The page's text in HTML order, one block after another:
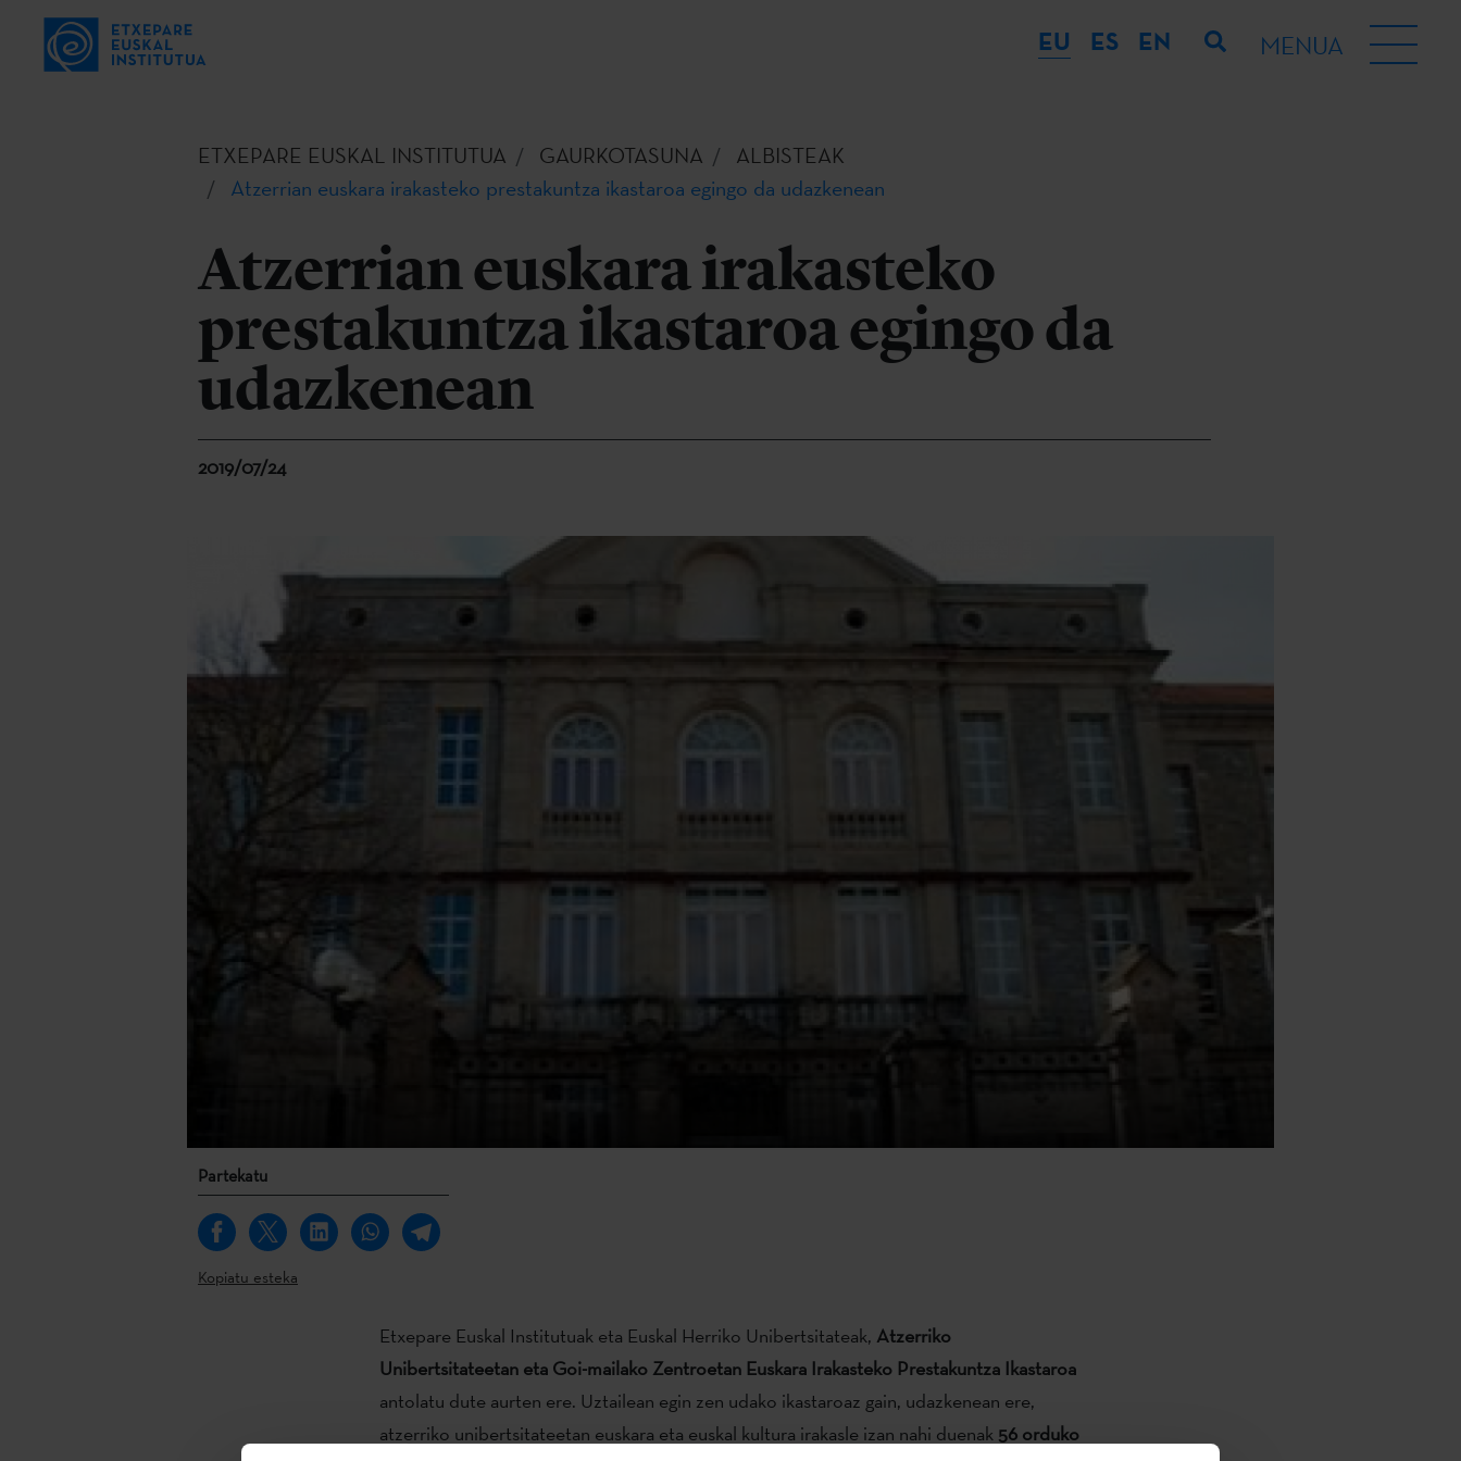
EU ES EN MENUA
ETXEPARE EUSKAL INSTITUTUA GAURKOTASUNA
ALBISTEAK
Atzerrian euskara irakasteko prestakuntza ikastaroa egingo da udazkenean
Atzerrian euskara irakasteko
prestakuntza ikastaroa egingo da
udazkenean
2019/07/24
Partekatu
Kopiatu esteka
Etxepare Euskal Institutuak eta Euskal Herriko Unibertsitateak, Atzerriko
Unibertsitateetan eta Goi-mailako Zentroetan Euskara Irakasteko Prestakuntza Ikastaroa
antolatu dute aurten ere. Uztailean egin zen udako ikastaroaz gain, udazkenean ere,
atzerriko unibertsitateetan euskara eta euskal kultura irakasle izan nahi duenak 56 orduko